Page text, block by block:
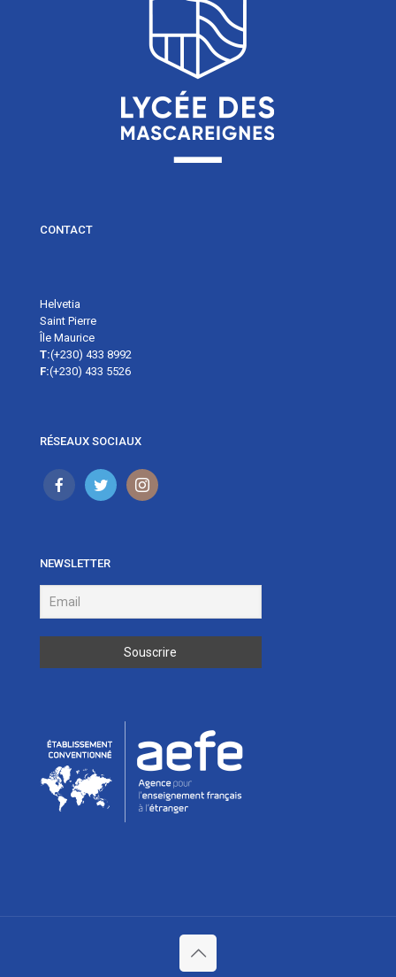
CONTACT
Helvetia
Saint Pierre
Île Maurice
T:(+230) 433 8992
F:(+230) 433 5526
RÉSEAUX SOCIAUX
NEWSLETTER